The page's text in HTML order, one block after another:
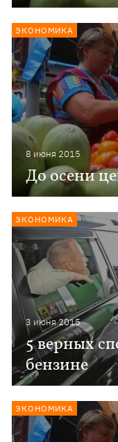
8 июня 2015
До осени
ЭКОНОМИКА
3 июня 2015
5 верных
бензине
ЭКОНОМИКА
ЭКОНОМИКА